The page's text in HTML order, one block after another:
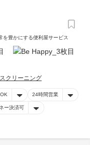
豊かにする便利屋サービス
クリーニング
24時間営業
ー決済可